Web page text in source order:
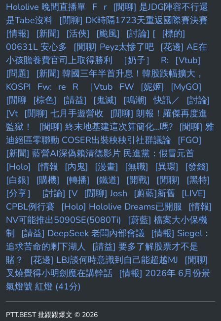
Hololive 晚間直播單 F r
[閒聊] 是JDG陣容不行還
是Tabe沒料
[閒聊] DK時隔1723天重返國際賽決賽
[情報]
[新聞] [活俠] [颱風] [討論] [
[標的]
00631L 安心多
[閒聊] Peyz太慘了吧
[花邊] AE在
小孩贍養費官司上取得勝利
［奶子］ R:
[Vtub]
[問題]
[新聞] 韓國三年半首升息！韓股跌幅擴大，
KOSPI
Fw: re R ［Vtub FW [妮姬]
[MyGO]
[閒聊
[棕色] [請益] [鬼滅] [鳴潮] 快訊／
[討論]
[Vt
[閒聊] 七月手遊營收
[閒聊] 朗報！羅傑再度進
監獄！
[閒聊] 終末地基建這次算簡化...嗎?
[閒聊] 雅
迪絕區零聯動 COSER出裝秧秧引社群議論
[FGO]
[新聞] 藍營AI深偽賴清德影片 民進黨：假冒元首
[Holo]
[情報 [內鬼] [漫畫] [無職] [異環]
[發錢]
[白銀]
[購機] [轉播] [鐵道] [開戰] [閒聊]
[黑特]
[分享］
[討論] [V [閒聊] Josh [蔚藍]新舊
[LIVE]
CPBL例行賽
[Holo] Hololive Dreams已開服
[情報]
NV可能推出5090SE(5080Ti)
[蔚藍] 檔案大小保機
制
[請益] DeepSeek 老闆內部會議
[情報] Siegel：
追求苦命的剩下湖人
[請益] 要多了解股票才不是
賭？
[花邊] LBJ談何時意識到自己能超越MJ
[閒聊]
叉燒覺得小明劍魔在講幹話
[情報] 2026年 6月份景
氣燈號 紅燈 (41分)
PTT.BEST 批踢踢爆文 © 2026